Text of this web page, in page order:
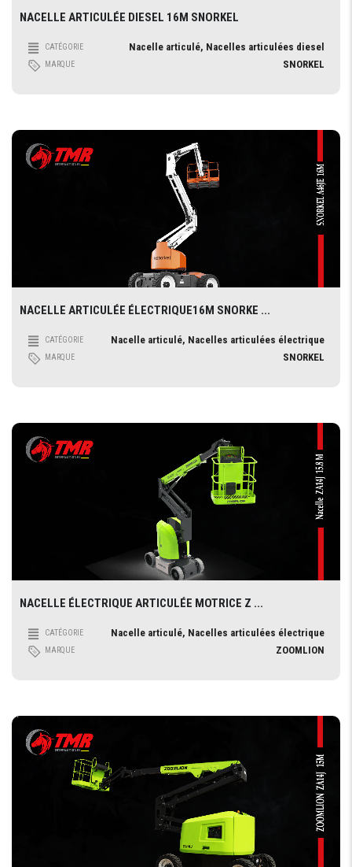
NACELLE ARTICULÉE DIESEL 16M SNORKEL
CATÉGORIE Nacelle articulé, Nacelles articulées diesel
MARQUE SNORKEL
NACELLE ARTICULÉE ÉLECTRIQUE16M SNORKE ...
CATÉGORIE Nacelle articulé, Nacelles articulées électrique
MARQUE SNORKEL
NACELLE ÉLECTRIQUE ARTICULÉE MOTRICE Z ...
CATÉGORIE Nacelle articulé, Nacelles articulées électrique
MARQUE ZOOMLION